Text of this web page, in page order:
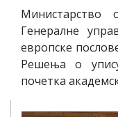
Министарство
Генералне
европске
Решења о
почетка